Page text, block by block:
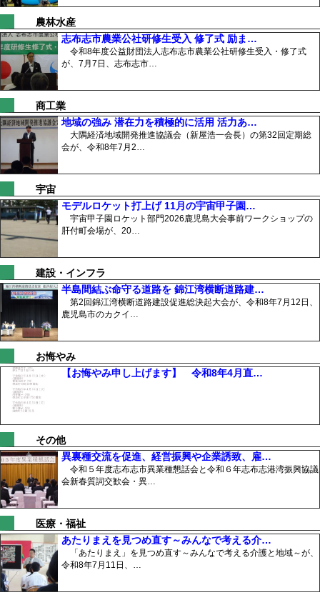
農林水産
志布志市農業公社研修生受入 修了式 励ま…
令和8年度公益財団法人志布志市農業公社研修生受入・修了式
が、7月7日、志布志市…
商工業
地域の強み 潜在力を積極的に活用 活力あ…
大隅経済地域開発推進協議会（新屋浩一会長）の第32回定期総
会が、令和8年7月2…
宇宙
モデルロケット打上げ 11月の宇宙甲子園…
宇宙甲子園ロケット部門2026鹿児島大会事前ワークショップの
肝付町会場が、20…
建設・インフラ
半島間結ぶ命守る道路を 錦江湾横断道路建…
第2回錦江湾横断道路建設促進総決起大会が、令和8年7月12日、
鹿児島市のカクイ…
お悔やみ
【お悔やみ申し上げます】 令和8年4月直…
その他
異裏種交流を促進、経営振興や企業誘致、雇…
令和５年度志布志市異業種懇話会と令和６年志布志港湾振興協議
会新春質詞交歓会・異…
医療・福祉
あたりまえを見つめ直す～みんなで考える介…
「あたりまえ」を見つめ直す～みんなで考える介護と地域～が、
令和8年7月11日、…